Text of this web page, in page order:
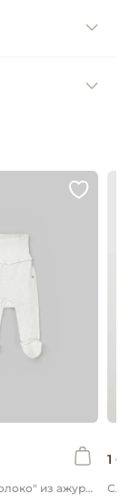
Ползунки "Молоко" из ажурного хлопка 0+
1